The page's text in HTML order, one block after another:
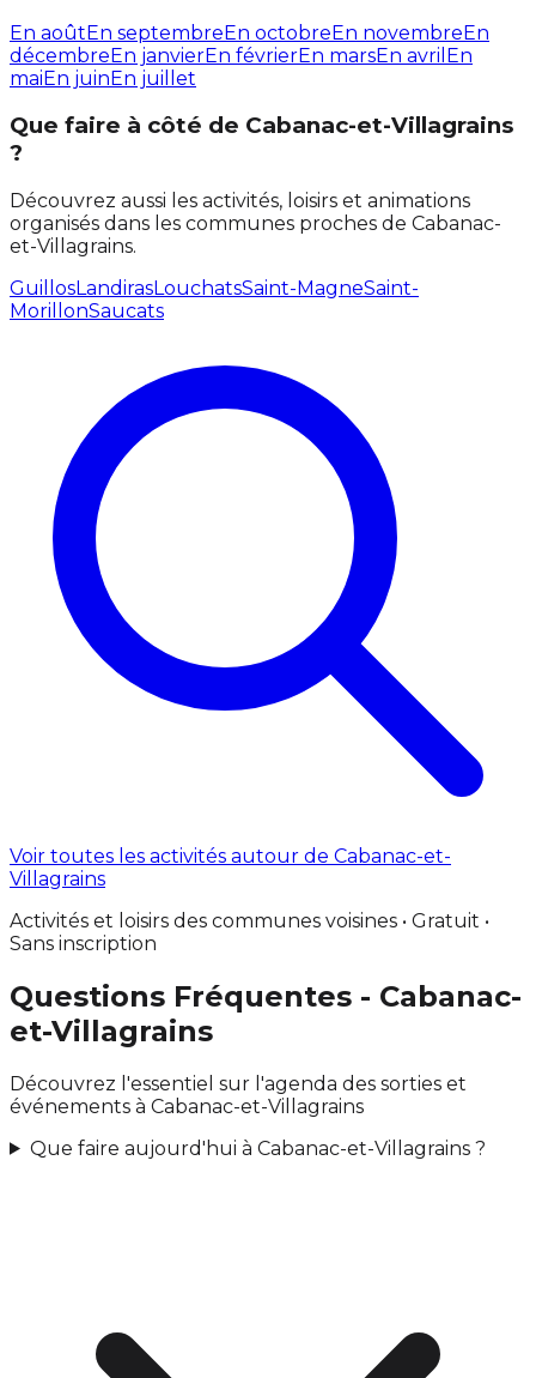
En aoûtEn septembreEn octobreEn novembreEn
décembreEn janvierEn févrierEn marsEn avril En
maiEn juinEn juillet
Que faire à côté de Cabanac-et-Villagrains
?
Découvrez aussi les activités, loisirs et animations
organisés dans les communes proches de Cabanac-
et-Villagrains.
GuillosLandirasLouchatsSaint-MagneSaint-
MorillonSaucats
Voir toutes les activités autour de Cabanac-et-
Villagrains
Activités et loisirs des communes voisines • Gratuit •
Sans inscription
Questions Fréquentes - Cabanac-
et-Villagrains
Découvrez l'essentiel sur l'agenda des sorties et
événements à Cabanac-et-Villagrains
Que faire aujourd'hui à Cabanac-et-Villagrains ?